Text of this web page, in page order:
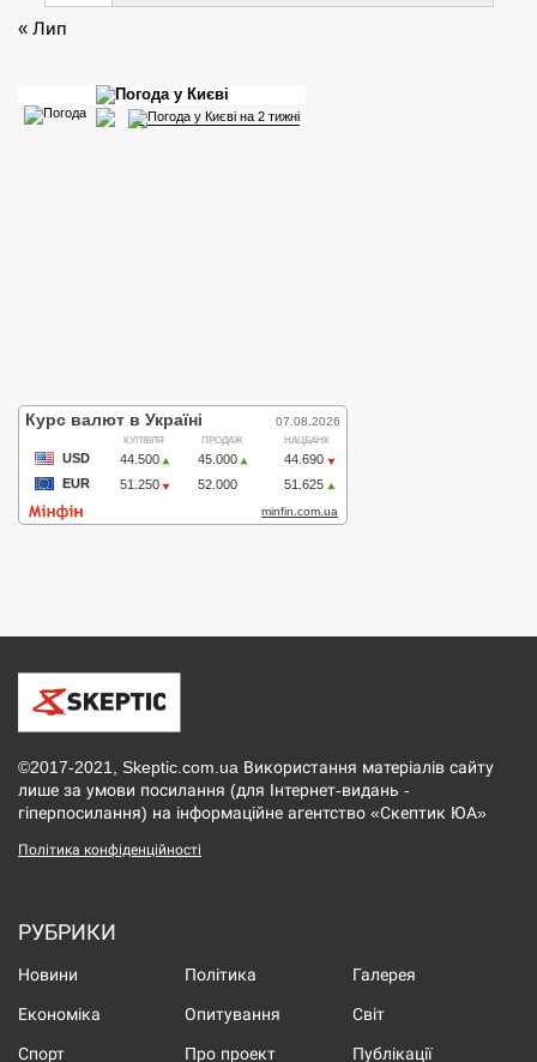
« Лип
©2017-2021, Skeptic.com.ua Використання матеріалів сайту
лише за умови посилання (для Інтернет-видань -
гіперпосилання) на інформаційне агентство «Скептик ЮА»
Політика конфіденційності
РУБРИКИ
Новини Політика Галерея
Економіка Опитування Світ
Спорт Про проект Публікації